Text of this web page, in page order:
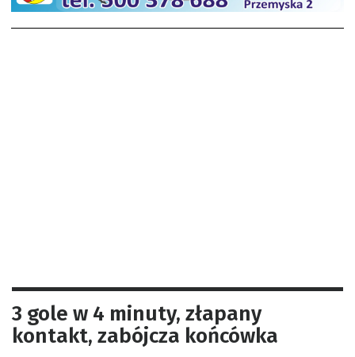
3 gole w 4 minuty, złapany
kontakt, zabójcza końcówka